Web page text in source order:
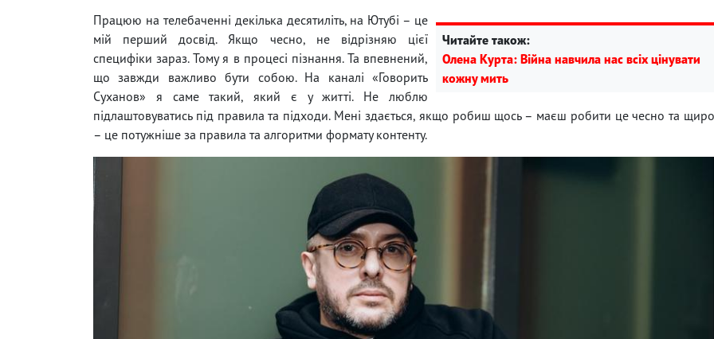
Читайте також:
Олена Курта: Війна навчила нас всіх цінувати
кожну мить
Працюю на телебаченні декілька десятиліть, на Ютубі – це
мій перший досвід. Якщо чесно, не відрізняю цієї
специфіки зараз. Тому я в процесі пізнання. Та впевнений,
що завжди важливо бути собою. На каналі «Говорить
Суханов» я саме такий, який є у житті. Не люблю
підлаштовуватись під правила та підходи. Мені здається, якщо робиш щось – маєш робити це чесно та щиро
– це потужніше за правила та алгоритми формату контенту.